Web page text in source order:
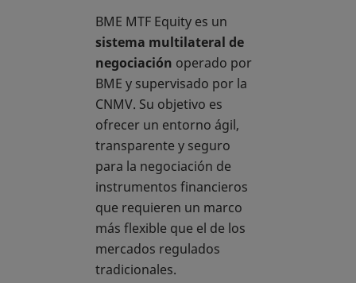
BME MTF Equity es un
sistema multilateral de
negociación operado por
BME y supervisado por la
CNMV. Su objetivo es
ofrecer un entorno ágil,
transparente y seguro
para la negociación de
instrumentos financieros
que requieren un marco
más flexible que el de los
mercados regulados
tradicionales.